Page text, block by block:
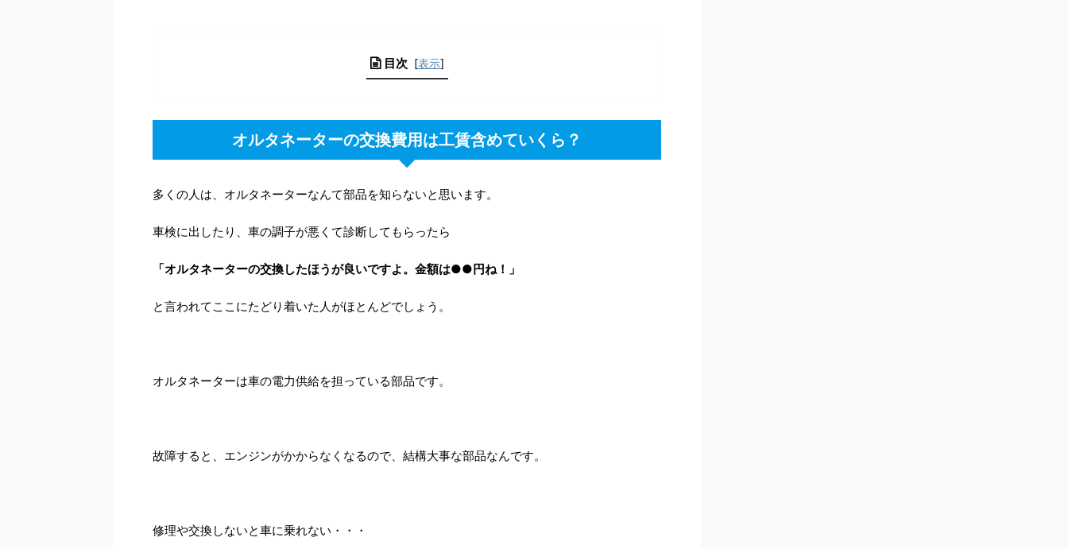
目次 [表示]
オルタネーターの交換費用は工賃含めていくら？
多くの人は、オルタネーターなんて部品を知らないと思います。
車検に出したり、車の調子が悪くて診断してもらったら
「オルタネーターの交換したほうが良いですよ。金額は●●円ね！」
と言われてここにたどり着いた人がほとんどでしょう。
オルタネーターは車の電力供給を担っている部品です。
故障すると、エンジンがかからなくなるので、結構大事な部品なんです。
修理や交換しないと車に乗れない・・・